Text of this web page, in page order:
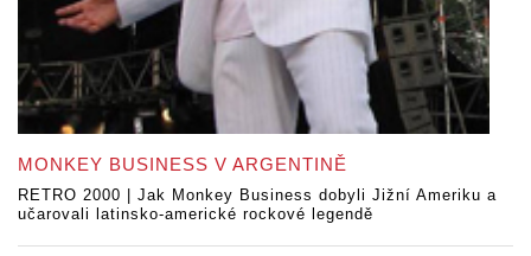
MONKEY BUSINESS V ARGENTINĚ
RETRO 2000 | Jak Monkey Business dobyli Jižní Ameriku a
učarovali latinsko-americké rockové legendě